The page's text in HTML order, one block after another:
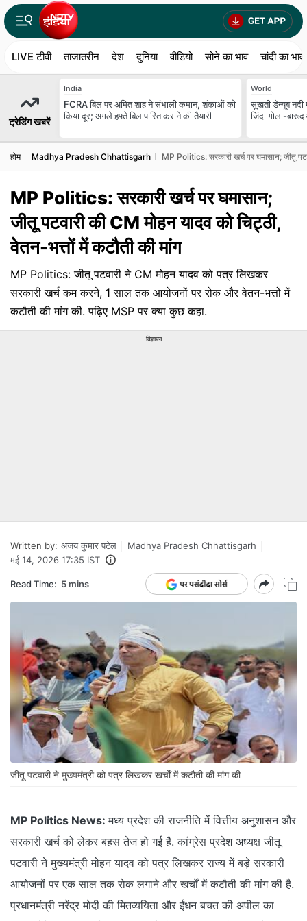
LIVE टीवी ताजातरीन देश दुनिया वीडियो सोने का भाव चांदी का भाव
ट्रेडिंग खबरें
India
FCRA बिल पर अमित शाह ने संभाली कमान, शंकाओं को
किया दूर; अगले हफ्ते बिल पारित कराने की तैयारी
World
सूखती डेन्यूब नदी
जिंदा गोला-
होम Madhya Pradesh Chhattisgarh MP Politics: सरकारी खर्च पर घमासान; जीतू
MP Politics: सरकारी खर्च पर घमासान;
जीतू पटवारी की CM मोहन यादव को चिट्ठी,
वेतन-भत्तों में कटौती की मांग
MP Politics: जीतू पटवारी ने CM मोहन यादव को पत्र लिखकर
सरकारी खर्च कम करने, 1 साल तक आयोजनों पर रोक और वेतन-भत्तों में
कटौती की मांग की. पढ़िए MSP पर क्या कुछ कहा.
विज्ञापन
Written by: अजय कुमार पटेल
Madhya Pradesh Chhattisgarh
मई 14, 2026 17:35 IST
Read Time: 5 mins
जीतू पटवारी ने मुख्यमंत्री को पत्र लिखकर खर्चों में कटौती की मांग की
MP Politics News:मध्य प्रदेश की राजनीति में वित्तीय अनुशासन और
सरकारी खर्च को लेकर बहस तेज हो गई है. कांग्रेस प्रदेश अध्यक्ष जीतू
पटवारी ने मुख्यमंत्री मोहन यादव को पत्र लिखकर राज्य में बड़े सरकारी
आयोजनों पर एक साल तक रोक लगाने और खर्चों में कटौती की मांग की है.
प्रधानमंत्री नरेंद्र मोदी की मितव्ययिता और ईंधन बचत की अपील का